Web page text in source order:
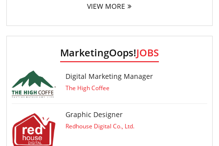
VIEW MORE
MarketingOops!JOBS
Digital Marketing Manager
The High Coffee
Graphic Designer
Redhouse Digital Co., Ltd.